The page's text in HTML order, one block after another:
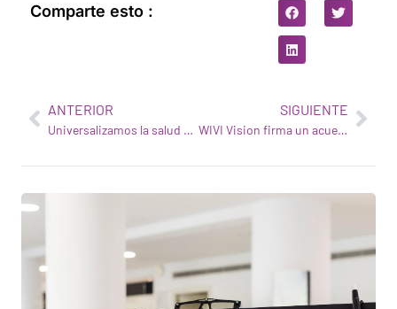
Comparte esto :
ANTERIOR
Universalizamos la salud visual con la tecnología
SIGUIENTE
WIVI Vision firma un acuerdo con CECOP